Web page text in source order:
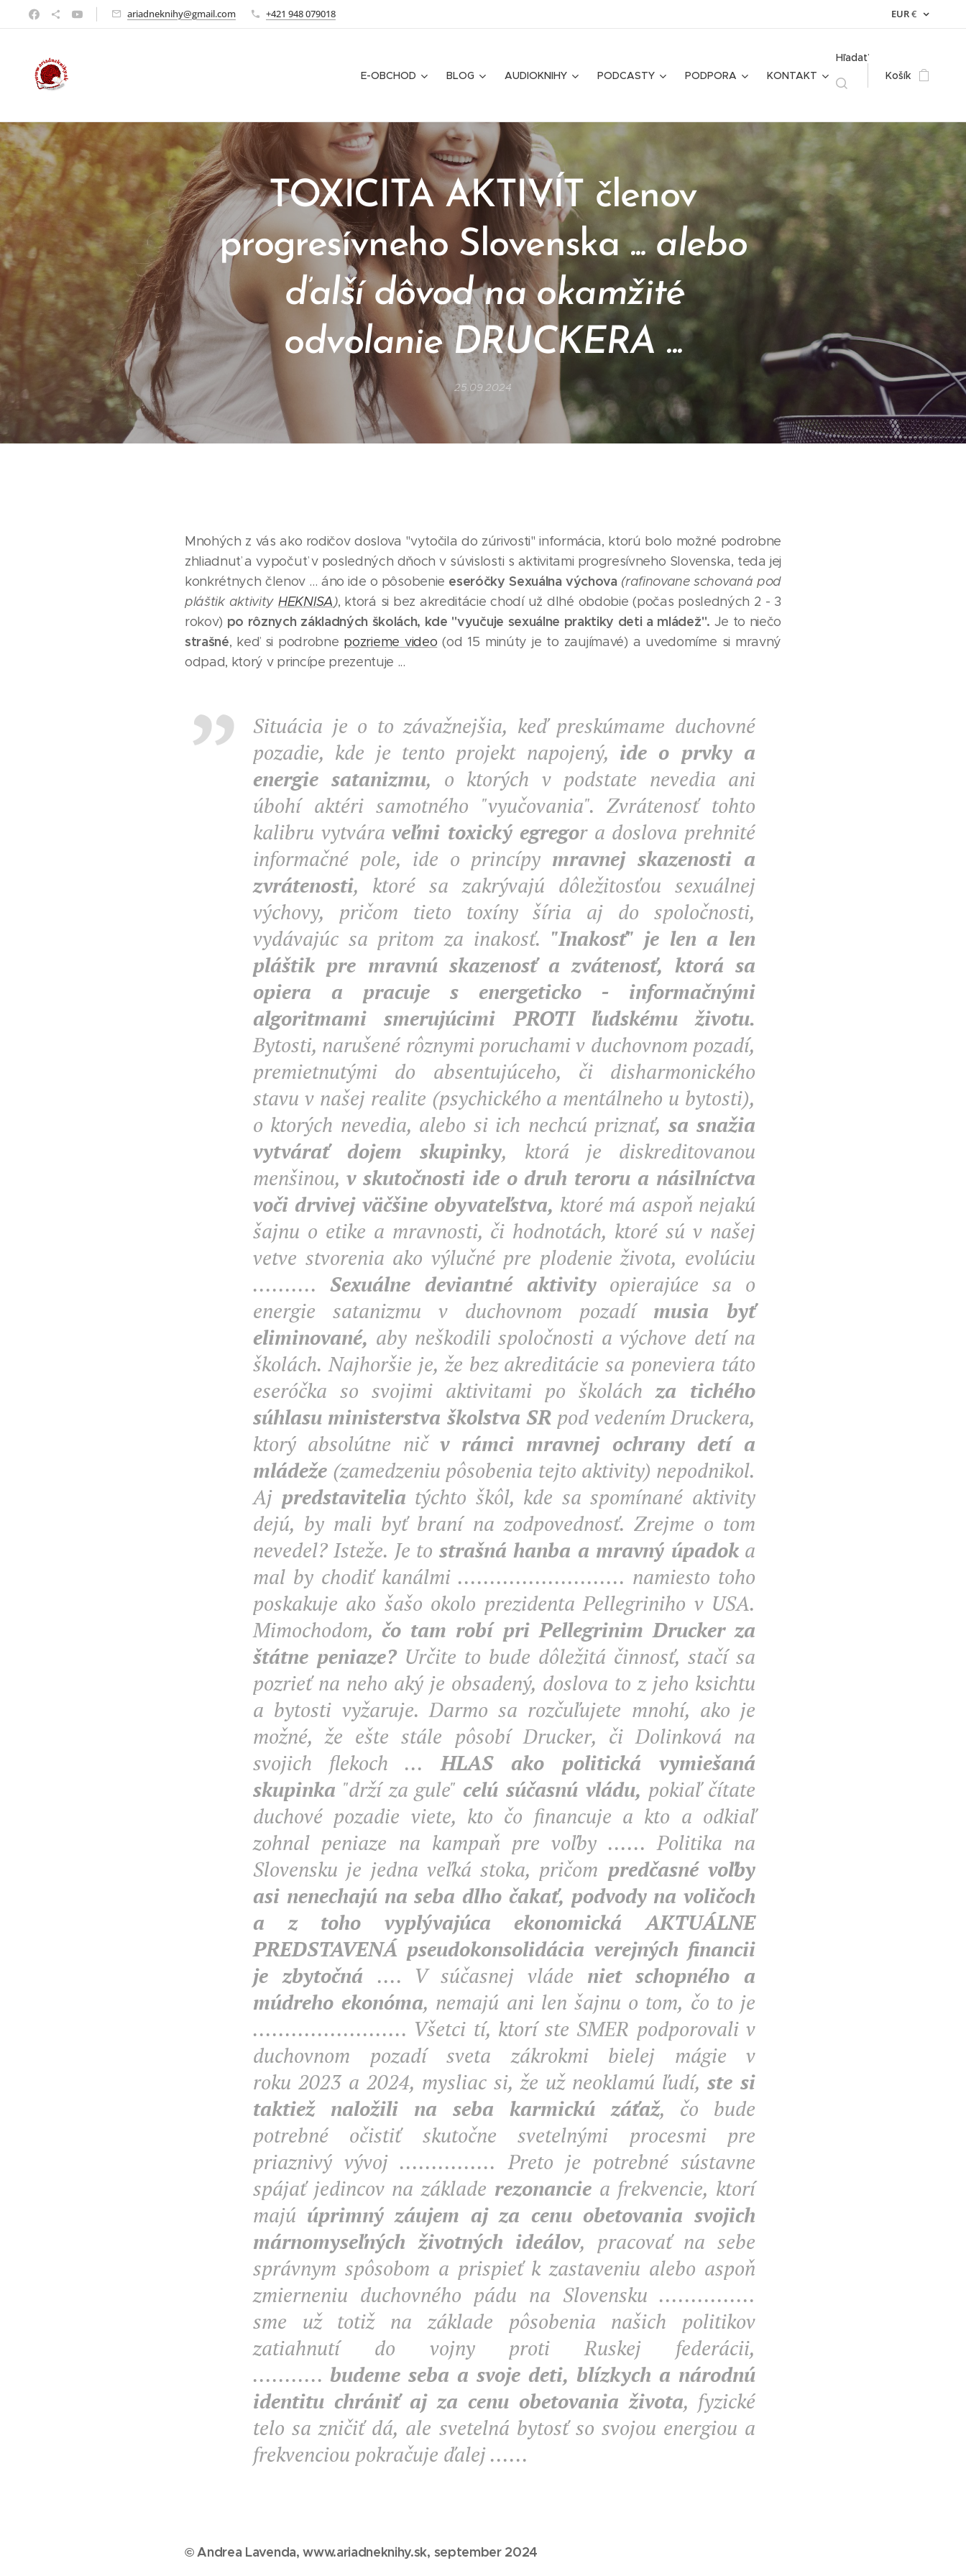
ariadneknihy@gmail.com +421 948 079018 EUR€
E-OBCHOD BLOG AUDIOKNIHY PODCASTY PODPORA KONTAKT
Hľadať
Košík
TOXICITA AKTIVÍT členov
progresívneho Slovenska ... alebo
ďalší dôvod na okamžité
odvolanie DRUCKERA ...
25.09.2024
Mnohých z vás ako rodičov doslova "vytočila do zúrivosti" informácia, ktorú bolo možné podrobne
zhliadnuť a vypočuť v posledných dňoch v súvislosti s aktivitami progresívneho Slovenska, teda jej
konkrétnych členov ... áno ide o pôsobenie eseróčky Sexuálna výchova (rafinovane schovaná pod
pláštik aktivityHEKNISA), ktorá si bez akreditácie chodí už dlhé obdobie (počas posledných 2 - 3
rokov) po rôznych základných školách, kde "vyučuje sexuálne praktiky deti a mládež". Je to niečo
strašné, keď si podrobne pozrieme video (od 15 minúty je to zaujímavé) a uvedomíme si mravný
odpad, ktorý v princípe prezentuje ...
Situácia je o to závažnejšia, keď preskúmame duchovné
pozadie, kde je tento projekt napojený, ide o prvky a
energie satanizmu, o ktorých v podstate nevedia ani
úbohí aktéri samotného "vyučovania". Zvrátenosť tohto
kalibru vytváraveľmi toxický egregor a doslova prehnité
informačné pole, ide o princípy mravnej skazenosti a
zvrátenosti, ktoré sa zakrývajú dôležitosťou sexuálnej
výchovy, pričom tieto toxíny šíria aj do spoločnosti,
vydávajúc sa pritom za inakosť. "Inakosť" je len a len
pláštik pre mravnú skazenosť a zvátenosť, ktorá sa
opiera a pracuje s energeticko - informačnými
algoritmami smerujúcimi PROTI ľudskému životu.
Bytosti, narušené rôznymi poruchami v duchovnom pozadí,
premietnutými do absentujúceho, či disharmonického
stavu v našej realite (psychického a mentálneho u bytosti),
o ktorých nevedia, alebo si ich nechcú priznať, sa snažia
vytvárať dojem skupinky, ktorá je diskreditovanou
menšinou, v skutočnosti ide o druh teroru a násilníctva
voči drvivej väčšine obyvateľstva, ktoré má aspoň nejakú
šajnu o etike a mravnosti, či hodnotách, ktoré sú v našej
vetve stvorenia ako výlučné pre plodenie života, evolúciu
.......... Sexuálne deviantné aktivityopierajúce sa o
energie satanizmu v duchovnom pozadí musia byť
eliminované, aby neškodili spoločnosti a výchove detí na
školách. Najhoršie je, že bez akreditácie sa poneviera táto
eseróčka so svojimi aktivitami po školáchza tichého
súhlasu ministerstva školstva SR pod vedením Druckera,
ktorý absolútne nič v rámci mravnej ochrany detí a
mládeže (zamedzeniu pôsobenia tejto aktivity) nepodnikol.
Aj predstavitelia týchto škôl, kde sa spomínané aktivity
dejú, by mali byť braní na zodpovednosť. Zrejme o tom
nevedel? Isteže. Je to strašná hanba a mravný úpadoka
mal by chodiť kanálmi .......................... namiesto toho
poskakuje ako šašo okolo prezidenta Pellegriniho v USA.
Mimochodom, čo tam robí pri Pellegrinim Drucker za
štátne peniaze? Určite to bude dôležitá činnosť, stačí sa
pozrieť na neho aký je obsadený, doslova to z jeho ksichtu
a bytosti vyžaruje. Darmo sa rozčuľujete mnohí, ako je
možné, že ešte stále pôsobí Drucker, či Dolinková na
svojich flekoch ...HLAS ako politická vymiešaná
skupinka "drží za gule" celú súčasnú vládu, pokiaľ čítate
duchové pozadie viete, kto čo financuje a kto a odkiaľ
zohnal peniaze na kampaň pre voľby ...... Politika na
Slovensku je jedna veľká stoka, pričom predčasné voľby
asi nenechajú na seba dlho čakať, podvody na voličoch
a z toho vyplývajúca ekonomická AKTUÁLNE
PREDSTAVENÁ pseudokonsolidácia verejných financii
je zbytočná .... V súčasnej vláde niet schopného a
múdreho ekonóma, nemajú ani len šajnu o tom, čo to je
........................ Všetci tí, ktorí ste SMER podporovali v
duchovnom pozadí sveta zákrokmi bielej mágie v
roku 2023 a 2024, mysliac si, že už neoklamú ľudí, ste si
taktiež naložili na seba karmickú záťaž, čo bude
potrebné očistiť skutočne svetelnými procesmi pre
priaznivý vývoj ............... Preto je potrebné sústavne
spájať jedincov na základe rezonanciea frekvencie, ktorí
majú úprimný záujem aj za cenu obetovania svojich
márnomyseľných životných ideálov, pracovať na sebe
správnym spôsobom a prispieť k zastaveniu alebo aspoň
zmierneniu duchovného pádu na Slovensku ...............
sme už totiž na základe pôsobenia našich politikov
zatiahnutí do vojny proti Ruskej federácii,
........... budeme seba a svoje deti, blízkych a národnú
identitu chrániť aj za cenu obetovania života, fyzické
telo sa zničiť dá, ale svetelná bytosť so svojou energiou a
frekvenciou pokračuje ďalej ......
© Andrea Lavenda, www.ariadneknihy.sk, september 2024